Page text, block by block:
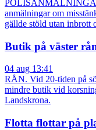
anmälningar om
gällde stöld utan
Butik på väster
04 aug 13:41
RÅN. Vid 20-tiden på
mindre butik vid
Landskrona.
Flotta flottar på